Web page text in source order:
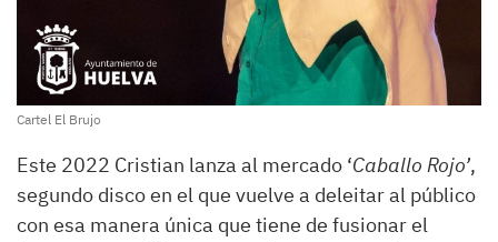
Cartel El Brujo
Este 2022 Cristian lanza al mercado ‘Caballo Rojo’,
segundo disco en el que vuelve a deleitar al público
con esa manera única que tiene de fusionar el